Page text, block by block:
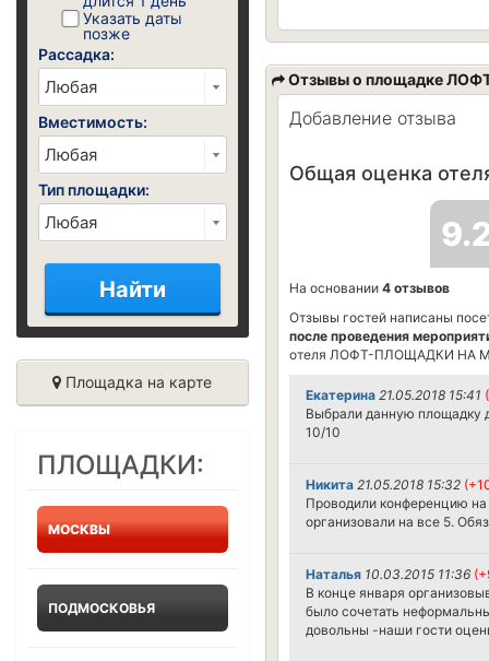
Указать даты
позже
Рассадка:
Вместимость:
Тип площадки:
Найти
Площадка на карте
ПЛОЩАДКИ:
МОСКВЫ
ПОДМОСКОВЬЯ
Отзывы о площадке
Добавление отзыва
Общая оценка
На основании 4 отзывов
Отзывы гостей написаны
после проведения
отеля ЛОФТ-ПЛОЩАДКИ НА
Екатерина 21.05.2018 15:41
Выбрали данную площадку
10/10
Никита 21.05.2018 15:32
Проводили конференцию
организовали на все 5.
Наталья 10.03.2015 11:36
В конце января
было сочетать
довольны -наши гости